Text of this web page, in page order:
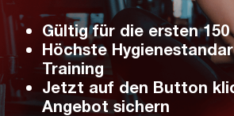
Gültig für die ersten 150
Höchste
Training
Jetzt auf den Button
Angebot sichern